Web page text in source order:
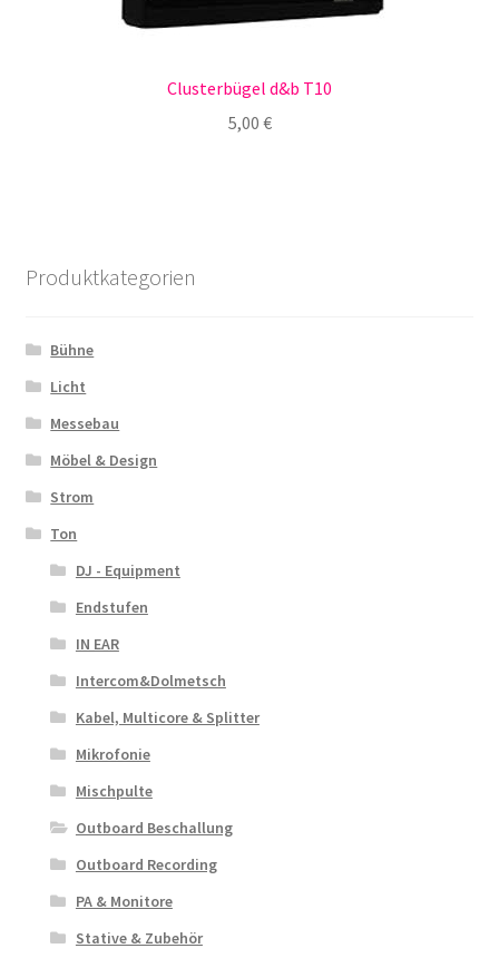
Clusterbügel d&b T10
5,00 €
Produktkategorien
Bühne
Licht
Messebau
Möbel & Design
Strom
Ton
DJ - Equipment
Endstufen
IN EAR
Intercom&Dolmetsch
Kabel, Multicore & Splitter
Mikrofonie
Mischpulte
Outboard Beschallung
Outboard Recording
PA & Monitore
Stative & Zubehör